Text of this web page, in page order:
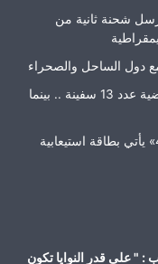
شحنة ثانية من
دول الساحل والصحراء
ميناء_دمياط استقبل خلال الـ 24 ساعة الماضية عدد 13 سفينة .. بينما
وزير الطيران: مشروع مبني الركاب رقم «4» يأتي بطاقة استيعابية
: " على قدر النوايا تكون